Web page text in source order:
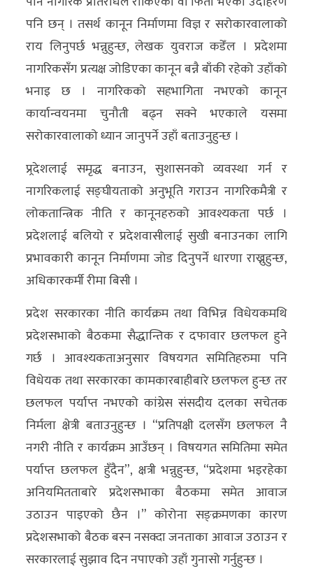
पनि छन् । तसर्थ कानून निर्माणमा विज्ञ र सरोकारवालाको
राय लिनुपर्छ भन्नुहुन्छ, लेखक युवराज कडेँल । प्रदेशमा
नागरिकसँग प्रत्यक्ष जोडिएका कानून बन्नै बाँकी रहेको उहाँको
भनाइ छ । नागरिकको सहभागिता नभएको कानून
कार्यान्वयनमा चुनौती बढ्न सक्ने भएकाले यसमा
सरोकारवालाको ध्यान जानुपर्ने उहाँ बताउनुहुन्छ ।
प्र्रदेशलाई समृद्ध बनाउन, सुशासनको व्यवस्था गर्न र
नागरिकलाई सङ्घीयताको अनुभूति गराउन नागरिकमैत्री र
लोकतान्त्रिक नीति र कानूनहरुको आवश्यकता पर्छ ।
प्रदेशलाई बलियो र प्रदेशवासीलाई सुखी बनाउनका लागि
प्रभावकारी कानून निर्माणमा जोड दिनुपर्ने धारणा राख्नुहुन्छ,
अधिकारकर्मी रीमा बिसी ।
प्रदेश सरकारका नीति कार्यक्रम तथा विभिन्न विधेयकमथि
प्रदेशसभाको बैठकमा सैद्धान्तिक र दफावार छलफल हुने
गर्छ । आवश्यकताअनुसार विषयगत समितिहरुमा पनि
विधेयक तथा सरकारका कामकारबाहीबारे छलफल हुन्छ तर
छलफल पर्याप्त नभएको कांग्रेस संसदीय दलका सचेतक
निर्मला क्षेत्री बताउनुहुन्छ । “प्रतिपक्षी दलसँग छलफल नै
नगरी नीति र कार्यक्रम आउँछन् । विषयगत समितिमा समेत
पर्याप्त छलफल हुँदैन”, क्षत्री भन्नुहुन्छ, “प्रदेशमा भइरहेका
अनियमितताबारे प्रदेशसभाका बैठकमा समेत आवाज
उठाउन पाइएको छैन ।” कोरोना सङ्क्रमणका कारण
प्रदेशसभाको बैठक बस्न नसक्दा जनताका आवाज उठाउन र
सरकारलाई सुझाव दिन नपाएको उहाँ गुनासो गर्नुहुन्छ ।